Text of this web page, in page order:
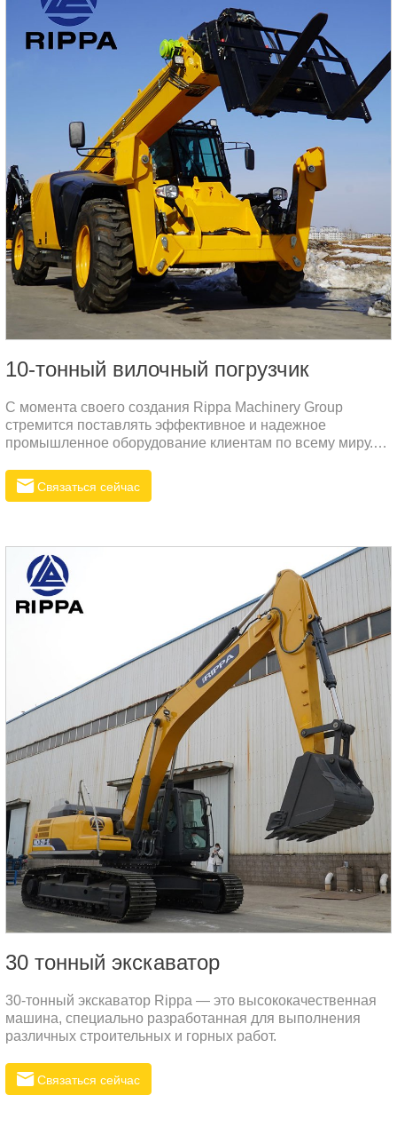
10-тонный вилочный погрузчик
С момента своего создания Rippa Machinery Group
стремится поставлять эффективное и надежное
промышленное оборудование клиентам по всему миру.
высокопроизводительный вилочный погрузчик,
специально разработанный нами для погрузочно-
эксплуатационной гибкостью и превосходной
долговечностью.
Связаться сейчас
30 тонный экскаватор
30-тонный экскаватор Rippa — это высококачественная
машина, специально разработанная для выполнения
различных строительных и горных работ.
Связаться сейчас